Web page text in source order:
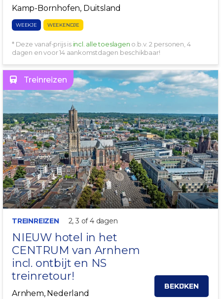
Kamp-Bornhofen, Duitsland
WEEKJE WEEKENDJE
* Deze vanaf-prijs is incl. alle toeslagen o.b.v. 2 personen, 4
dagen en voor 14 aankomstdagen beschikbaar!
Treinreizen
IN HET CENTRUM!
TREINREIZEN 2, 3 of 4 dagen
NIEUW hotel in het
CENTRUM van Arnhem
incl. ontbijt en NS
treinretour!
Arnhem, Nederland
BEKIJKEN